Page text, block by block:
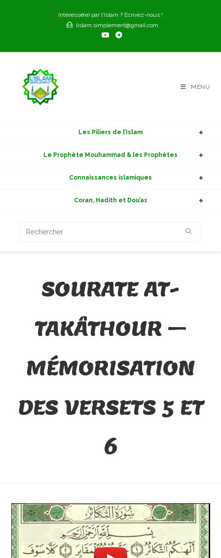
Intéressé(e) par l'Islam ? Ecrivez-nous !
lislam.simplement@gmail.com
MENU
Les Piliers de l’Islam
Le Prophète Mouhammad & les Prophètes
Connaissances islamiques
Coran, Hadith et Dou’as
SOURATE AT-
TAKÂTHOUR –
MÉMORISATION
DES VERSETS 5 ET
6